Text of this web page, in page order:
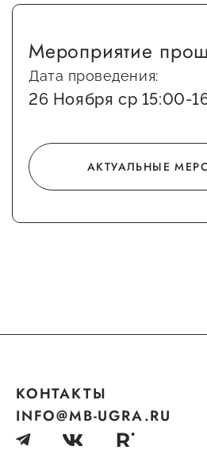
Нормативные
документы
Организации,
предоставляющие
Интерактивные
Каталог креативной
продукции
Самозанятому
Каталог грантов
Конкурсы для
Мероприятие
Дата проведения:
26 Ноября ср 15:00-
АКТУАЛЬНЫЕ
КОНТАКТЫ
INFO@MB-UGRA.RU